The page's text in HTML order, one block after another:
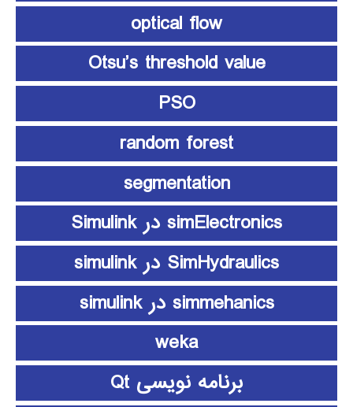
optical flow
Otsu’s threshold value
PSO
random forest
segmentation
simElectronics در Simulink
SimHydraulics در simulink
simmehanics در simulink
weka
برنامه نویسی Qt